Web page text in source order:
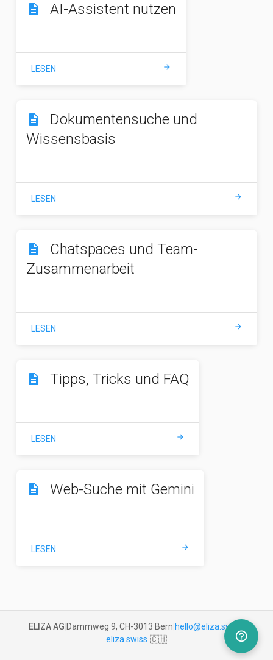
description AI-Assistent nutzen
LESEN arrow_forward
description
Dokumentensuche und
Wissensbasis
LESEN arrow_forward
description
Chatspaces und Team-
Zusammenarbeit
LESEN arrow_forward
description Tipps, Tricks und FAQ
LESEN arrow_forward
description Web-Suche mit Gemini
LESEN arrow_forward
ELIZA AG Dammweg 9, CH-3013 Bern hello@eliza.swiss
eliza.swiss 🇨🇭 help_outline